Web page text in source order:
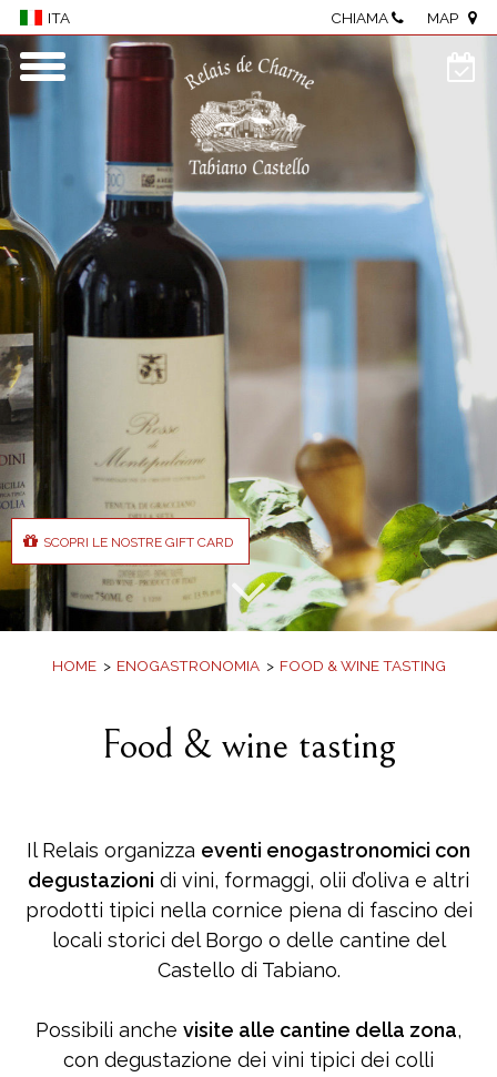
ITA CHIAMA MAP
Home
Borgo
Camere e Suite
Centro benessere
Ristorante
Meeting & eventi
Enogastronomia
Visite al Castello
Attività
Dove siamo
Photo Gallery
Offerte
Prenota
Vuoi idee per un regalo gradito da fare
comodamente da casa?
SCOPRI LE NOSTRE GIFT CARD
SCOPRI LE NOSTRE GIFT CARD
HOME ENOGASTRONOMIA FOOD & WINE TASTING
Food & wine tasting
Il Relais organizza eventi enogastronomici con
degustazioni di vini, formaggi, olii d’oliva e altri
prodotti tipici nella cornice piena di fascino dei
locali storici del Borgo o delle cantine del
Castello di Tabiano.
Possibili anche visite alle cantine della zona,
con degustazione dei vini tipici dei colli